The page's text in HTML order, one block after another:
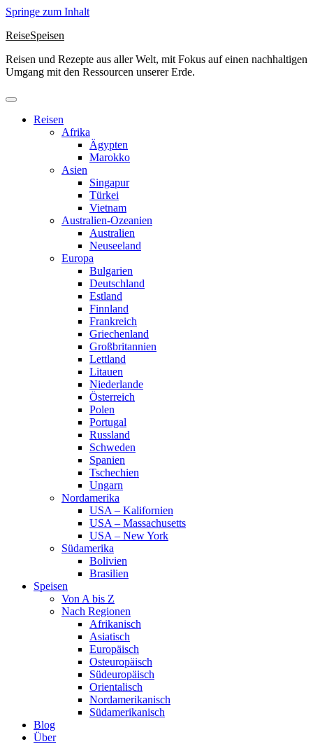
Springe zum Inhalt
ReiseSpeisen
Reisen und Rezepte aus aller Welt, mit Fokus auf einen nachhaltigen
Umgang mit den Ressourcen unserer Erde.
Reisen
Afrika
Ägypten
Marokko
Asien
Singapur
Türkei
Vietnam
Australien-Ozeanien
Australien
Neuseeland
Europa
Bulgarien
Deutschland
Estland
Finnland
Frankreich
Griechenland
Großbritannien
Lettland
Litauen
Niederlande
Österreich
Polen
Portugal
Russland
Schweden
Spanien
Tschechien
Ungarn
Nordamerika
USA – Kalifornien
USA – Massachusetts
USA – New York
Südamerika
Bolivien
Brasilien
Speisen
Von A bis Z
Nach Regionen
Afrikanisch
Asiatisch
Europäisch
Osteuropäisch
Südeuropäisch
Orientalisch
Nordamerikanisch
Südamerikanisch
Blog
Über